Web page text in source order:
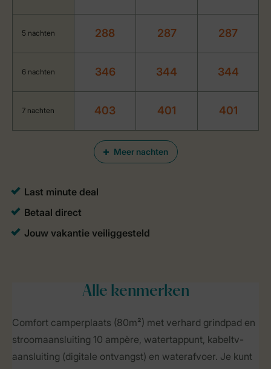
Meer nachten
5 nachten 288 287 287
6 nachten 346 344 344
7 nachten 403 401 401
Alle kenmerken
Comfort camperplaats (80m²) met verhard grindpad en
stroomaansluiting 10 ampère, watertappunt, kabeltv-
aansluiting (digitale ontvangst) en waterafvoer. Je kunt